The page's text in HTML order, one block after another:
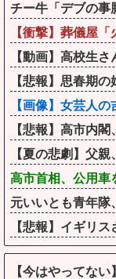
チー牛「デブの
【衝撃】葬儀屋
【動画】高校生
【悲報】思春期
【画像】女芸人
【悲報】高市内
【夏の悲劇】父
高市首相、公用車
元いいとも青年隊
【悲報】イギリ
【今はやってな